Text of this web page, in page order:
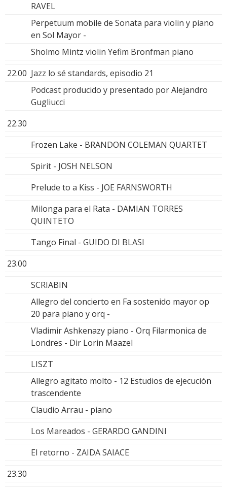
RAVEL
Perpetuum mobile de Sonata para violin y piano
en Sol Mayor -
Sholmo Mintz violin Yefim Bronfman piano
22.00 Jazz lo sé standards, episodio 21
Podcast producido y presentado por Alejandro
Gugliucci
22.30
Frozen Lake - BRANDON COLEMAN QUARTET
Spirit - JOSH NELSON
Prelude to a Kiss - JOE FARNSWORTH
Milonga para el Rata - DAMIAN TORRES
QUINTETO
Tango Final - GUIDO DI BLASI
23.00
SCRIABIN
Allegro del concierto en Fa sostenido mayor op
20 para piano y orq -
Vladimir Ashkenazy piano - Orq Filarmonica de
Londres - Dir Lorin Maazel
LISZT
Allegro agitato molto - 12 Estudios de ejecución
trascendente
Claudio Arrau - piano
Los Mareados - GERARDO GANDINI
El retorno - ZAIDA SAIACE
23.30